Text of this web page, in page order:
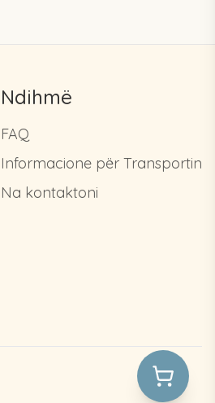
Ndihmë
FAQ
Informacione për Transportin
Na kontaktoni